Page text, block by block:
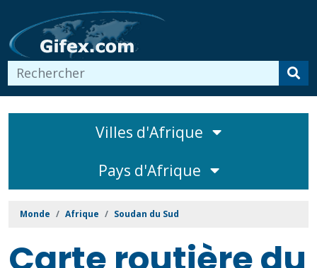
Villes d'Afrique
Pays d'Afrique
Monde Afrique Soudan du Sud